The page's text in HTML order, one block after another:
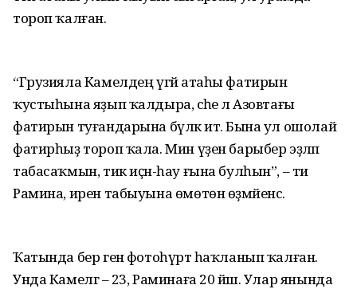
тороп ҡалған.
“Грузияла Камелдең үгәй атаһы фатирын
ҡустыһына яҙып ҡалдыра, әсәһе лә Азовтағы
фатирын туғандарына бүләк итә. Бына ул ошолай
фатирһыҙ тороп ҡала. Мин үҙен барыбер эҙләп
табасаҡмын, тик иҫән-һау ғына булһын”, – ти
Рамина, ирен табыуына өмөтөн өҙмәйенсә.
Ҡатында бер генә фотоһүрәт һаҡланып ҡалған.
Унда Камелгә – 23, Раминаға 20 йәш. Улар янында